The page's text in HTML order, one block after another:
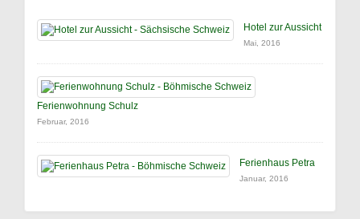
Hotel zur Aussicht
Mai, 2016
Ferienwohnung Schulz
Februar, 2016
Ferienhaus Petra
Januar, 2016